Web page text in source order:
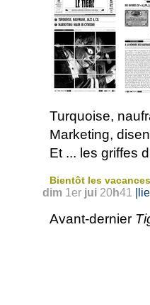
Turquoise,
Marketing,
Et ... les griffes
Bientôt les vacances
dim 1er jui 20h41
Avant-dernier